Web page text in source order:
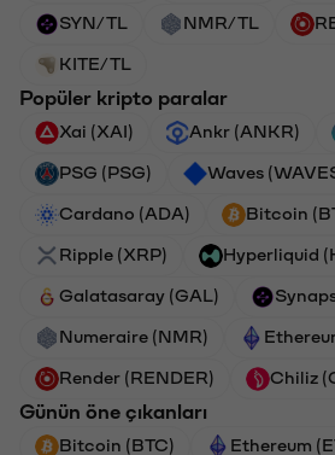
SYN/TL NMR/TL
KITE/TL
Popüler kripto paralar
Xai (XAI) Ankr (ANKR)
PSG (PSG) Waves
Cardano (ADA) Bitcoin
Ripple (XRP) Hyperliquid
Galatasaray (GAL)
Numeraire (NMR)
Render (RENDER) Chiliz
Günün öne çıkanları
Bitcoin (BTC) Ethereum